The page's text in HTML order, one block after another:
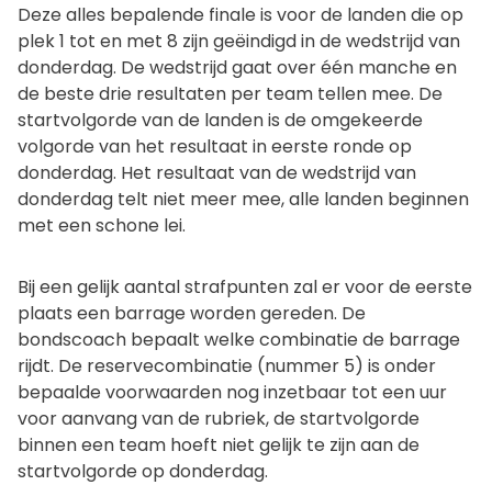
Deze alles bepalende finale is voor de landen die op
plek 1 tot en met 8 zijn geëindigd in de wedstrijd van
donderdag. De wedstrijd gaat over één manche en
de beste drie resultaten per team tellen mee. De
startvolgorde van de landen is de omgekeerde
volgorde van het resultaat in eerste ronde op
donderdag. Het resultaat van de wedstrijd van
donderdag telt niet meer mee, alle landen beginnen
met een schone lei.
Bij een gelijk aantal strafpunten zal er voor de eerste
plaats een barrage worden gereden. De
bondscoach bepaalt welke combinatie de barrage
rijdt. De reservecombinatie (nummer 5) is onder
bepaalde voorwaarden nog inzetbaar tot een uur
voor aanvang van de rubriek, de startvolgorde
binnen een team hoeft niet gelijk te zijn aan de
startvolgorde op donderdag.